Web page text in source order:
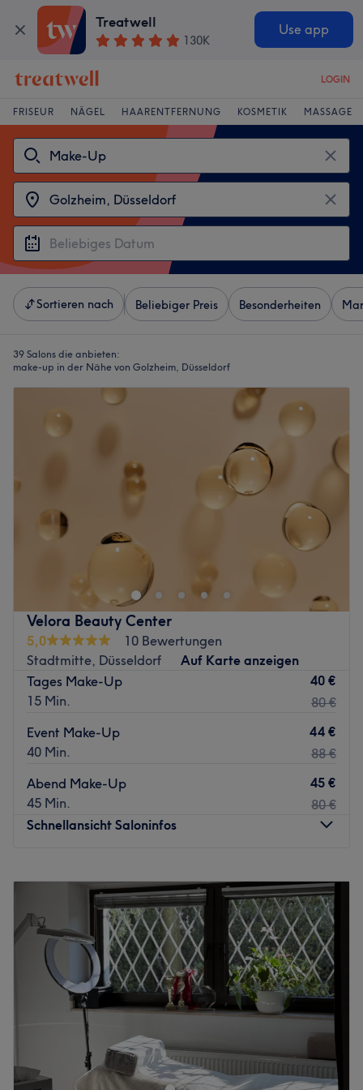
Treatwell
130K
Use app
LOGIN
FRISEUR NÄGEL HAARENTFERNUNG KOSMETIK MASSAGE
Sortieren nach Beliebiger Preis Besonderheiten
39 Salons die anbieten:
make-up in der Nähe von Golzheim, Düsseldorf
Velora Beauty Center
5,0
10 Bewertungen
Stadtmitte, Düsseldorf
Auf Karte anzeigen
Tages Make-Up
15 Min.
40 €
80 €
Event Make-Up
40 Min.
44 €
88 €
Abend Make-Up
45 Min.
45 €
80 €
Schnellansicht Saloninfos
Dienstag
10:00–18:00
10:00–18:00
Donnerstag
10:00–18:00
Freitag
10:00–18:00
Samstag
10:00–18:00
Sonntag
Geschlossen
Velora Beauty Center & Academy verbindet luxuriöse
Beauty-Behandlungen mit modernster Technologie. Das
Zentrum bietet professionelle Gesichtsbehandlungen,
hochwirksame Laser-Haarentfernung mit Candela-